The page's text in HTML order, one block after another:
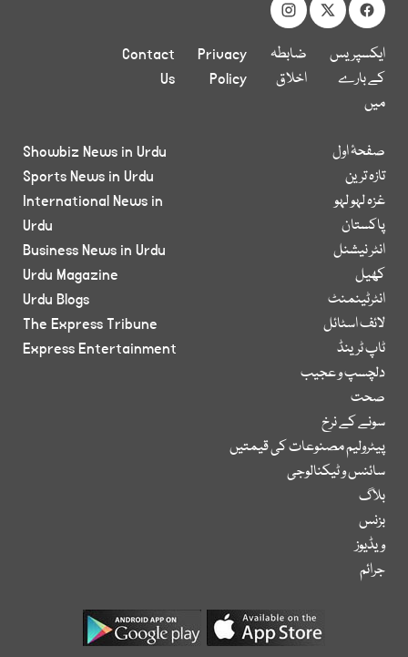
ایکسپریس
کے بارے
میں
ضابطہ
اخلاق
Privacy
Policy
Contact
Us
صفحۂ اول
تازہ ترین
غزہ لہو لہو
پاکستان
انٹر نیشنل
کھیل
انٹرٹینمنٹ
لائف اسٹائل
ٹاپ ٹرینڈ
دلچسپ و عجیب
صحت
سونے کے نرخ
پیٹرولیم مصنوعات کی قیمتیں
سائنس و ٹیکنالوجی
بلاگ
بزنس
ویڈیوز
جرائم
Showbiz News in Urdu
Sports News in Urdu
International News in
Urdu
Business News in Urdu
Urdu Magazine
Urdu Blogs
The Express Tribune
Express Entertainment